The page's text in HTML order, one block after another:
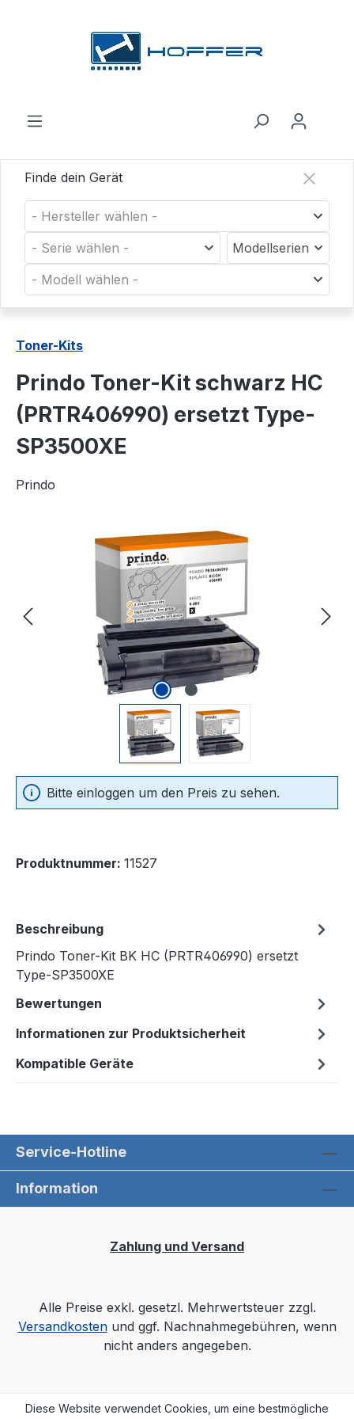
Finde dein Gerät
- Hersteller wählen -
- Serie wählen -
Modellserien
- Modell wählen -
Toner-Kits
Prindo Toner-Kit schwarz HC
(PRTR406990) ersetzt Type-
SP3500XE
Prindo
Bildergalerie überspringen
Bitte einloggen um den Preis zu sehen.
Produktnummer: 11527
Beschreibung
Prindo Toner-Kit BK HC (PRTR406990) ersetzt
Type-SP3500XE
Bewertungen
Informationen zur Produktsicherheit
Kompatible Geräte
Service-Hotline
Information
Zahlung und Versand
Alle Preise exkl. gesetzl. Mehrwertsteuer zzgl.
Versandkostenund ggf. Nachnahmegebühren, wenn
nicht anders angegeben.
Diese Website verwendet Cookies, um eine bestmögliche